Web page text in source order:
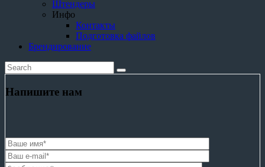
Штендеры
Инфо
Контакты
Подготовка файлов
Брендирование
Напишите нам